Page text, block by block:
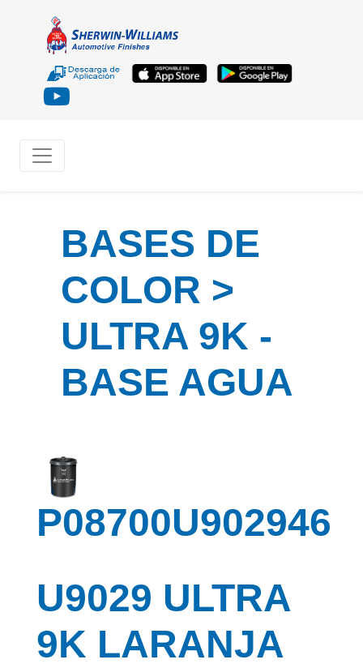
BASES DE
COLOR >
ULTRA 9K -
BASE AGUA
P08700U902946
U9029 ULTRA
9K LARANJA